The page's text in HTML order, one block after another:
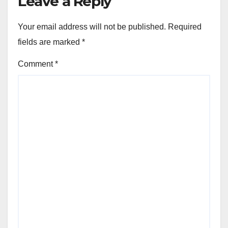
Your email address will not be published. Required
fields are marked *
Comment*